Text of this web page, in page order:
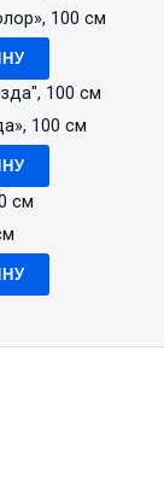
100 см
100 см